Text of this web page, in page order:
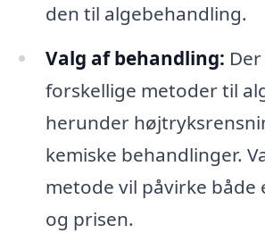
den til algebehandling.
Valg af behandling:
forskellige metoder til
herunder
kemiske behandlinger.
metode vil påvirke
og prisen.